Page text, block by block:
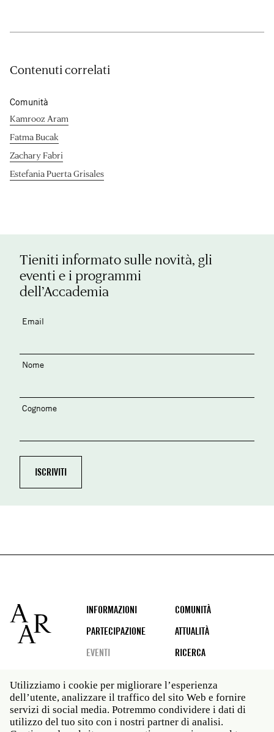
Contenuti correlati
Comunità
Kamrooz Aram
Fatma Bucak
Zachary Fabri
Estefania Puerta Grisales
Tieniti informato sulle novità, gli
eventi e i programmi
dell’Accademia
Email
Nome
Cognome
Footer
INFORMAZIONI
COMUNITÀ
PARTECIPAZIONE
ATTUALITÀ
EVENTI
RICERCA
Social
media
Roma: Via Angelo Masina 5 00153 Roma ITALIA · t 39
Utilizziamo i cookie per migliorare l’esperienza
dell’utente, analizzare il traffico del sito Web e fornire
servizi di social media. Potremmo condividere i dati di
utilizzo del tuo sito con i nostri partner di analisi.